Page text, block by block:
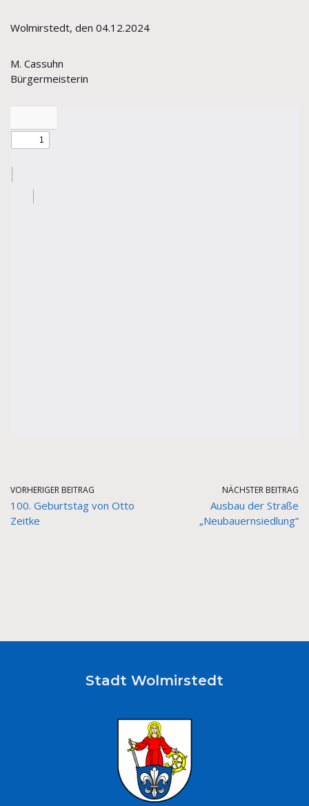
Wolmirstedt, den 04.12.2024
M. Cassuhn
Bürgermeisterin
VORHERIGER BEITRAG
100. Geburtstag von Otto
Zeitke
NÄCHSTER BEITRAG
Ausbau der Straße
„Neubauernsiedlung“
Stadt Wolmirstedt